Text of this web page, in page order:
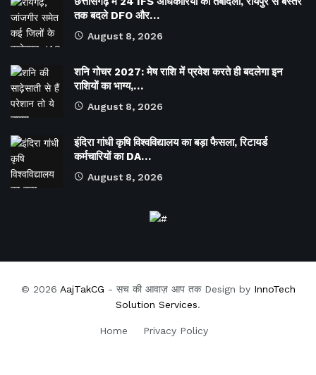
तक बदले DFO और…
August 8, 2026
शनि गोचर 2027: मेष राशि में प्रवेश करते ही बदलेगा इन
राशियों का भाग्य,…
August 8, 2026
इंदिरा गांधी कृषि विश्वविद्यालय का बड़ा फैसला, रिटायर्ड
कर्मचारियों का DA…
August 8, 2026
© 2026 AajTakCG - सच की आवाज़ आप तक Design by InnoTech
Solution Services.
Home Privacy Policy